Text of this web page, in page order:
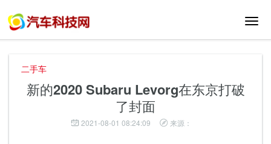
切
二手车
新的2020 Subaru Levorg在东京打破
了封面
2021-08-01 08:24:09 来源：